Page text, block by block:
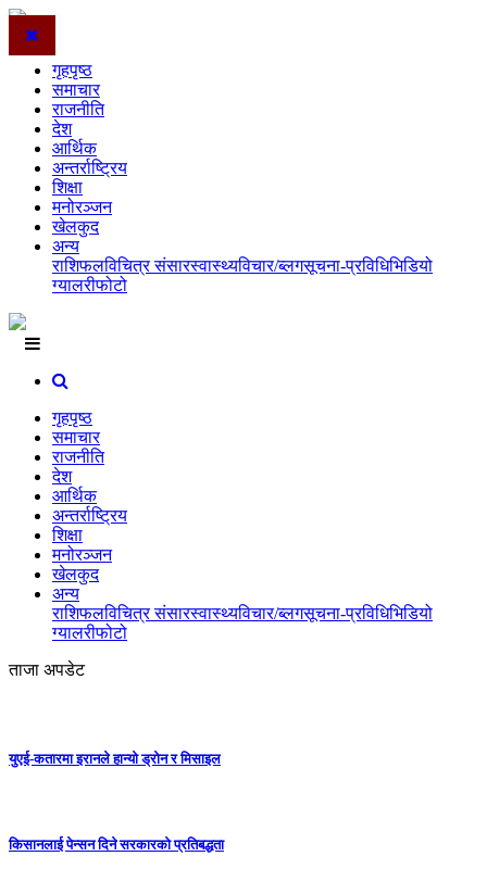
गृहपृष्ठ
समाचार
राजनीति
देश
आर्थिक
अन्तर्राष्ट्रिय
शिक्षा
मनोरञ्जन
खेलकुद
अन्य
राशिफलविचित्र संसारस्वास्थ्यविचार/ब्लगसूचना-प्रविधिभिडियो
ग्यालरीफोटो
गृहपृष्ठ
समाचार
राजनीति
देश
आर्थिक
अन्तर्राष्ट्रिय
शिक्षा
मनोरञ्जन
खेलकुद
अन्य
राशिफलविचित्र संसारस्वास्थ्यविचार/ब्लगसूचना-प्रविधिभिडियो
ग्यालरीफोटो
ताजा अपडेट
युएई-कतारमा इरानले हान्यो ड्रोन र मिसाइल
किसानलाई पेन्सन दिने सरकारको प्रतिबद्धता